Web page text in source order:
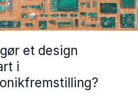
et design
i